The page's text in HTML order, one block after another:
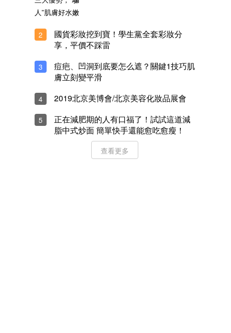
2
國貨彩妝挖到寶！學生黨全套彩妝分
享，平價不踩雷
3
痘疤、凹洞到底要怎么遮？關鍵1技巧肌
膚立刻變平滑
4 2019北京美博會/北京美容化妝品展會
5
正在減肥期的人有口福了！試試這道減
脂中式炒面 簡單快手還能愈吃愈瘦！
查看更多